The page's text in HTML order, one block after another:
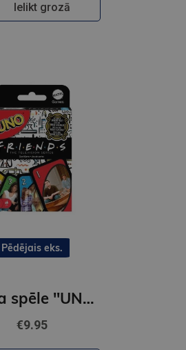
Ielikt grozā
Pēdējais eks.
Galda spēle ''UNO kārtis Friends
€9.95